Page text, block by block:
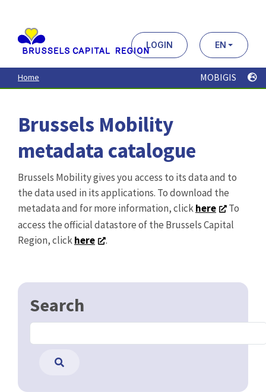
contenu
principal
LOGIN EN
Home MOBIGIS
Brussels Mobility
metadata catalogue
Brussels Mobility gives you access to its data and to
the data used in its applications. To download the
metadata and for more information, clickhere
To
access the official datastore of the Brussels Capital
Region, clickhere .
Search